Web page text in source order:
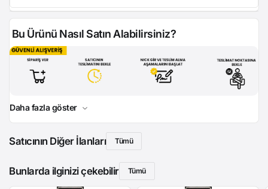
Bu Ürünü Nasıl Satın Alabilirsiniz?
Daha fazla göster
Satıcının Diğer İlanları Tümü
Bunlarda ilginizi çekebilir Tümü